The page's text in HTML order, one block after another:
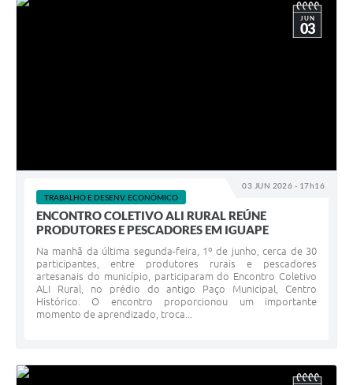
03 JUN 2026 - 17h16
JUN
03
TRABALHO E DESENV. ECONÔMICO
ENCONTRO COLETIVO ALI RURAL REÚNE
PRODUTORES E PESCADORES EM IGUAPE
Na manhã da última segunda-feira, 1º de junho, cerca de 30
participantes, entre produtores rurais e pescadores
artesanais do município, participaram do Encontro Coletivo
ALI Rural, no prédio do antigo Paço Municipal, Centro
Histórico. O encontro proporcionou um importante
momento de aprendizado, troca...